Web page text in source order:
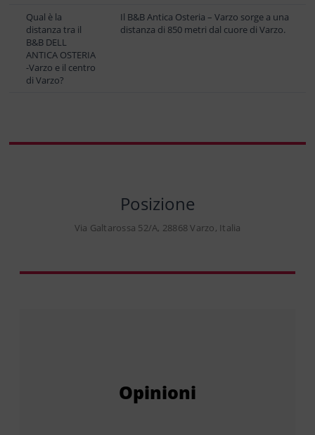
Qual è la
distanza tra il
B&B DELL
ANTICA OSTERIA
-Varzo e il centro
di Varzo?
Il B&B Antica Osteria – Varzo sorge a una
distanza di 850 metri dal cuore di Varzo.
Posizione
Via Galtarossa 52/A, 28868 Varzo, Italia
Opinioni